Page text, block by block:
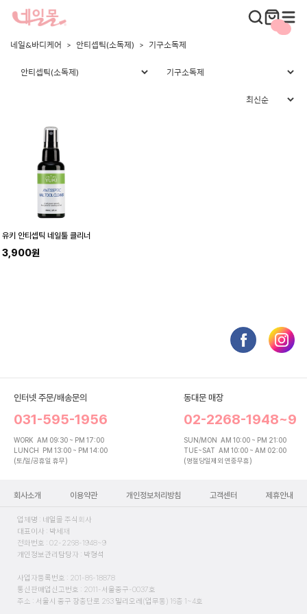
네일&바디케어 안티셉틱(소독제) 기구소독제
유키 안티셉틱 네일툴 클리너
3,900원
인터넷 주문/배송문의
031-595-1956
WORK AM 09:30 ~ PM 17:00
LUNCH PM 13:00 ~ PM 14:00
(토/일/공휴일 휴무)
동대문 매장
02-2268-1948~9
SUN/MON AM 10:00 ~ PM 21:00
TUE~SAT AM 10:00 ~ AM 02:00
(명절당일제외 연중무휴)
회사소개 이용약관 개인정보처리방침 고객센터 제휴안내
업체명 : 네일몰 주식회사
대표이사 : 박세재
전화번호 : 02-2268-1948~9
개인정보관리담당자 : 박형석
사업자등록번호 : 201-86-18878
통신판매업신고번호 : 2011-서울중구-0037호
주소 : 서울시 중구 장충단로 263 밀리오레(업무동) 16층 1~4호